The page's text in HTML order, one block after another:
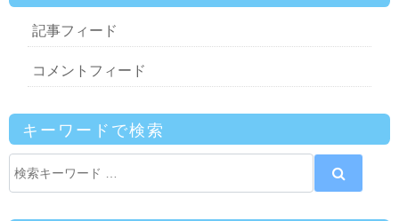
記事フィード
コメントフィード
キーワードで検索